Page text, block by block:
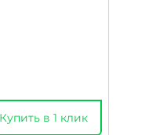
Купить в 1 клик